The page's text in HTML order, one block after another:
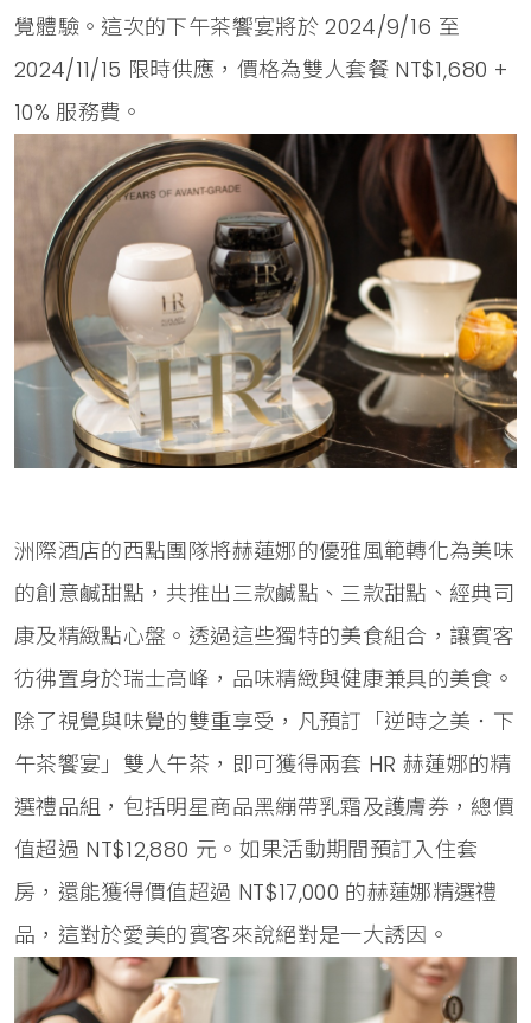
覺體驗。這次的下午茶饗宴將於 2024/9/16 至
2024/11/15 限時供應，價格為雙人套餐 NT$1,680 +
10% 服務費。
洲際酒店的西點團隊將赫蓮娜的優雅風範轉化為美味
的創意鹹甜點，共推出三款鹹點、三款甜點、經典司
康及精緻點心盤。透過這些獨特的美食組合，讓賓客
彷彿置身於瑞士高峰，品味精緻與健康兼具的美食。
除了視覺與味覺的雙重享受，凡預訂「逆時之美．下
午茶饗宴」雙人午茶，即可獲得兩套 HR 赫蓮娜的精
選禮品組，包括明星商品黑繃帶乳霜及護膚券，總價
值超過 NT$12,880 元。如果活動期間預訂入住套
房，還能獲得價值超過 NT$17,000 的赫蓮娜精選禮
品，這對於愛美的賓客來說絕對是一大誘因。